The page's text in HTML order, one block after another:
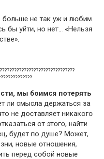
не так уж и любим.
бы уйти, но нет… «Нельзя
мы боимся потерять
ли смысла держаться за
не доставляет никакого
от этого, найти
будет по душе? Может,
новые отношения,
перед собой новые